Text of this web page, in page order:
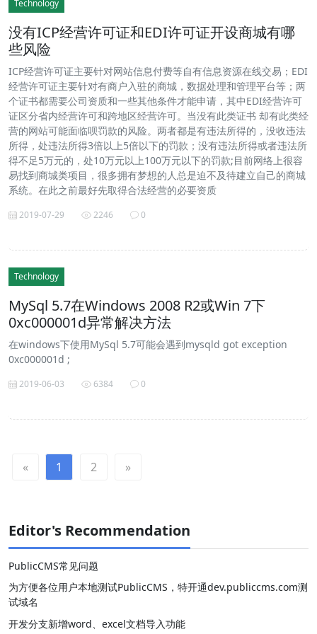
Technology
没有ICP经营许可证和EDI许可证开设商城有哪
些风险
ICP经营许可证主要针对网站信息付费等自有信息资源在线交易；EDI
经营许可证主要针对有商户入驻的商城，数据处理和管理平台等；两
个证书都需要公司资质和一些其他条件才能申请，其中EDI经营许可
证区分省内经营许可和跨地区经营许可。当没有此类证书 却有此类经
营的网站可能面临呗罚款的风险。两者都是有违法所得的，没收违法
所得，处违法所得3倍以上5倍以下的罚款；没有违法所得或者违法所
得不足5万元的，处10万元以上100万元以下的罚款;目前网络上很容
易找到商城类项目，很多拥有梦想的人总是迫不及待建立自己的商城
系统。在此之前最好先取得合法经营的必要资质
2019-07-29 2246 0
Technology
MySql 5.7在Windows 2008 R2或Win 7下
0xc000001d异常解决方法
在windows下使用MySql 5.7可能会遇到mysqld got exception
0xc000001d ;
2019-06-03 6384 0
« 1 2 »
Editor's Recommendation
PublicCMS常见问题
为方便各位用户本地测试PublicCMS，特开通dev.publiccms.com测
试域名
开发分支新增word、excel文档导入功能